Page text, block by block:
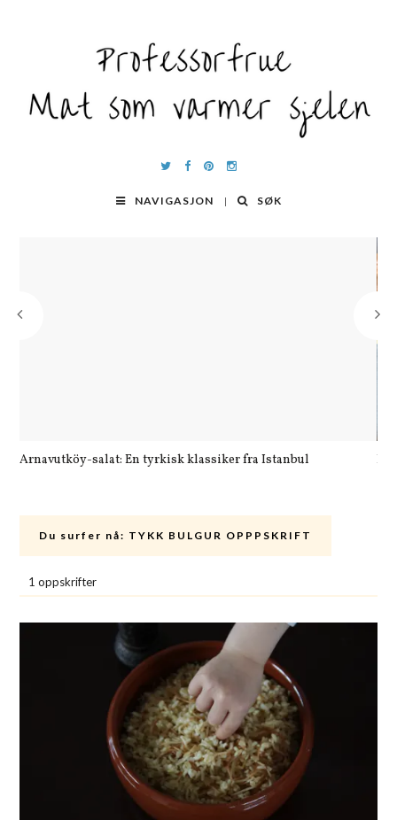
NAVIGASJON SØK
Arnavutköy-salat: En tyrkisk klassiker fra Istanbul
Du surfer nå: TYKK BULGUR OPPPSKRIFT
1 oppskrifter